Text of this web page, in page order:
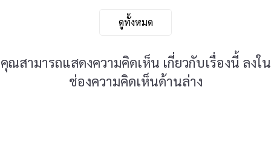
ดูทั้งหมด
คุณสามารถแสดงความคิดเห็น เกี่ยวกับเรื่องนี้ ลงใน
ช่องความคิดเห็นด้านล่าง